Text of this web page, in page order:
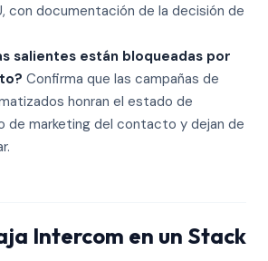
con documentación de la decisión de
salientes están bloqueadas por
Confirma que las campañas de
honran el estado de
de marketing del contacto y dejan de
Intercom en un Stack